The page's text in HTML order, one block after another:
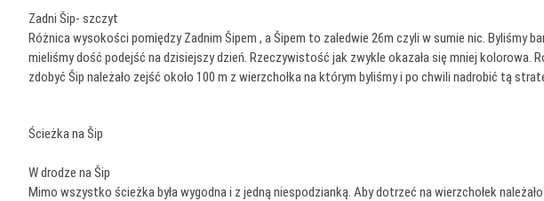
Zadni Šip- szczyt
Różnica wysokości pomiędzy Zadnim Šipem , a Šipem to zaledwie 26m czyli w sumie nic. Byliśmy
mieliśmy dość podejść na dzisiejszy dzień. Rzeczywistość jak zwykle okazała się mniej kolorowa.
zdobyć Šip należało zejść około 100 m z wierzchołka na którym byliśmy i po chwili nadrobić tą
Ścieżka na Šip
W drodze na Šip
Mimo wszystko ścieżka była wygodna i z jedną niespodzianką. Aby dotrzeć na wierzchołek